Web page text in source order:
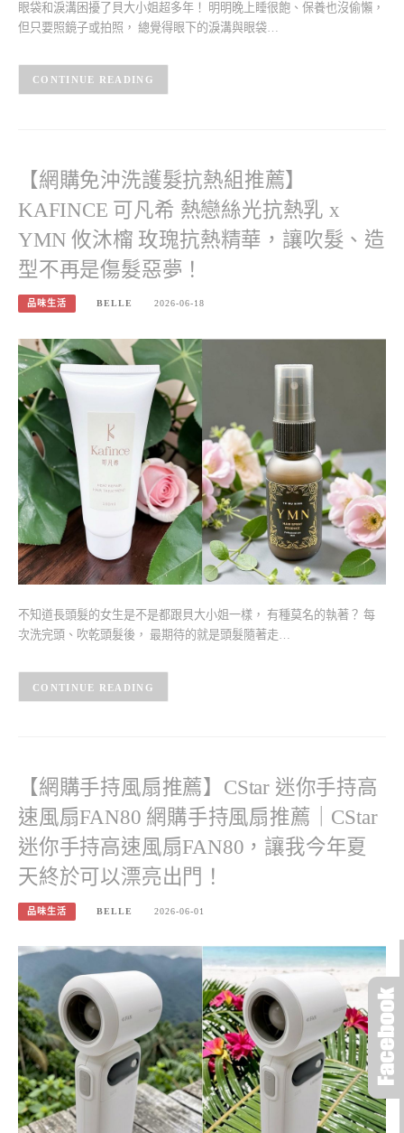
眼袋和淚溝困擾了貝大小姐超多年！ 明明晚上睡很飽、保養也沒偷懶，
但只要照鏡子或拍照， 總覺得眼下的淚溝與眼袋…
CONTINUE READING
【網購免沖洗護髮抗熱組推薦】
KAFINCE 可凡希 熱戀絲光抗熱乳 x
YMN 攸沐橣 玫瑰抗熱精華，讓吹髮、造
型不再是傷髮惡夢！
品味生活 BELLE 2026-06-18
不知道長頭髮的女生是不是都跟貝大小姐一樣， 有種莫名的執著？ 每
次洗完頭、吹乾頭髮後， 最期待的就是頭髮隨著走…
CONTINUE READING
【網購手持風扇推薦】CStar 迷你手持高
速風扇FAN80 網購手持風扇推薦｜CStar
迷你手持高速風扇FAN80，讓我今年夏
天終於可以漂亮出門！
品味生活 BELLE 2026-06-01